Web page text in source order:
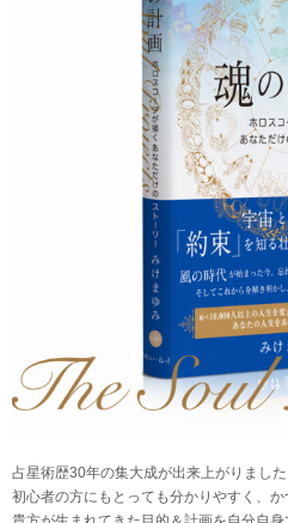
占星術歴30年の集大成が出来上がりました
初心者の方にもとっても分かりやすく、か